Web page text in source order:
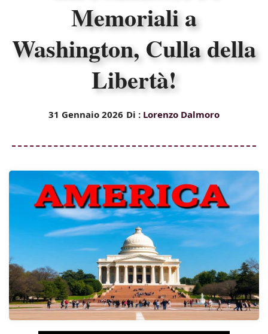
Memoriali a
Washington, Culla della
Libertà!
31 Gennaio 2026 Di : Lorenzo Dalmoro